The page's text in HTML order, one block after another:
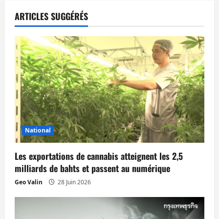
t
i
o
n
d
’
a
r
t
ARTICLES SUGGÉRÉS
National
Les exportations de cannabis atteignent les 2,5
milliards de bahts et passent au numérique
Geo Valin 28 Juin 2026